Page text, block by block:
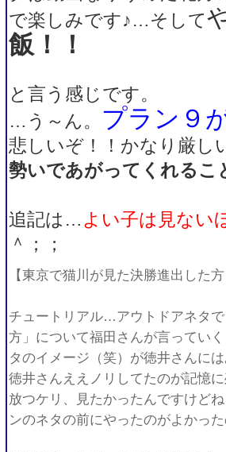
で楽しみです♪…そして
飯！！
と言う感じです。
…う～ん。 プラン９
悲しいぞ！！かなり厳し
勢いであがってくれるこ
追記は… よい子は見ない
＾；；
【東京で猫川が見た決勝進出した
チュートリアル…アウトドアネタ
方」について福田さんが言ってい
タのイメージ（笑）が徳井さんに
徳井さんええノリしてたのが記憶
放つケリ、見たかったんですけど
ンのネタの前にやったのがよかっ